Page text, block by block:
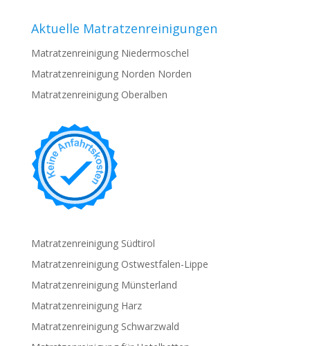
Aktuelle Matratzenreinigungen
Matratzenreinigung Niedermoschel
Matratzenreinigung Norden Norden
Matratzenreinigung Oberalben
Matratzenreinigung Südtirol
Matratzenreinigung Ostwestfalen-Lippe
Matratzenreinigung Münsterland
Matratzenreinigung Harz
Matratzenreinigung Schwarzwald